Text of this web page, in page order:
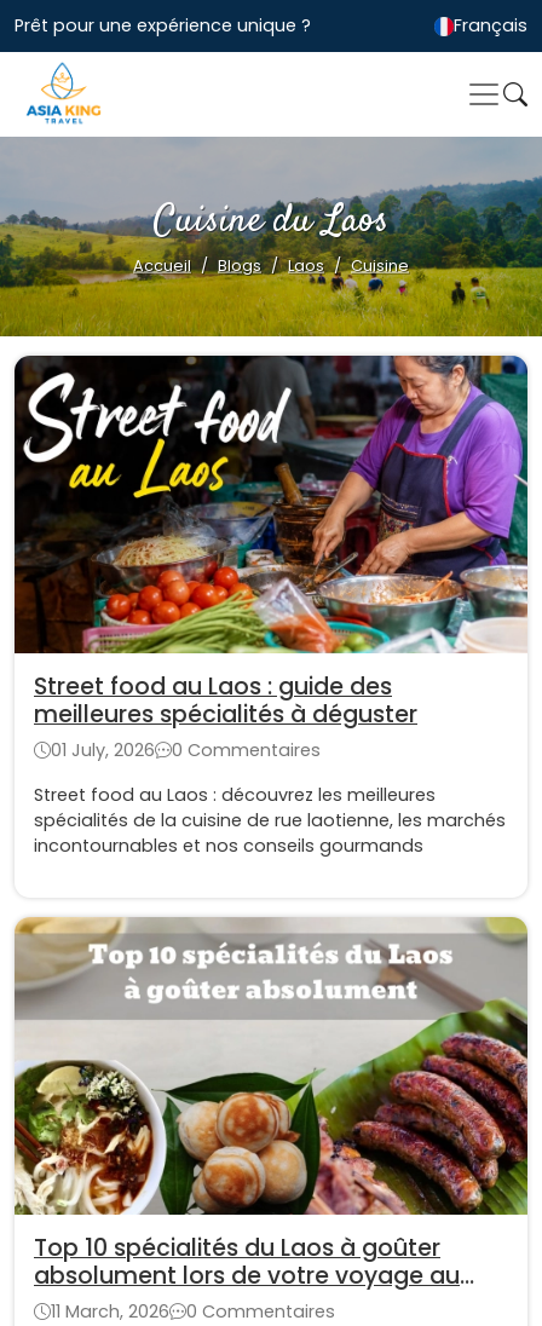
Prêt pour une expérience unique ? Français
Cuisine du Laos
Accueil Blogs Laos Cuisine
Street food au Laos : guide des
meilleures spécialités à déguster
01 July, 2026
0 Commentaires
Street food au Laos : découvrez les meilleures
spécialités de la cuisine de rue laotienne, les marchés
incontournables et nos conseils gourmands
Top 10 spécialités du Laos à goûter
absolument lors de votre voyage au
Laos
11 March, 2026
0 Commentaires